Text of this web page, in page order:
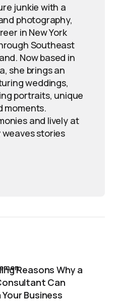
junkie with a
photography,
in New York
Southeast
Now based in
she brings an
weddings,
portraits, unique
moments.
and lively at
stories
Reasons Why a
Can
Business